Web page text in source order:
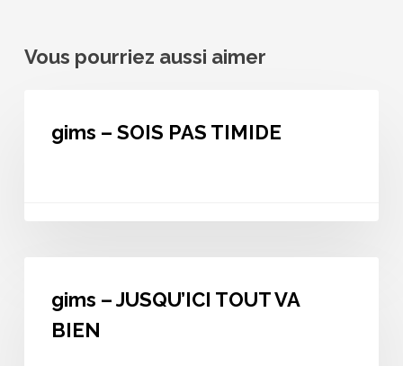
Vous pourriez aussi aimer
SOISgims – SOIS PAS TIMIDE
JUSQU’ICI
TOUT
gims – JUSQU’ICI TOUT VA
BIEN